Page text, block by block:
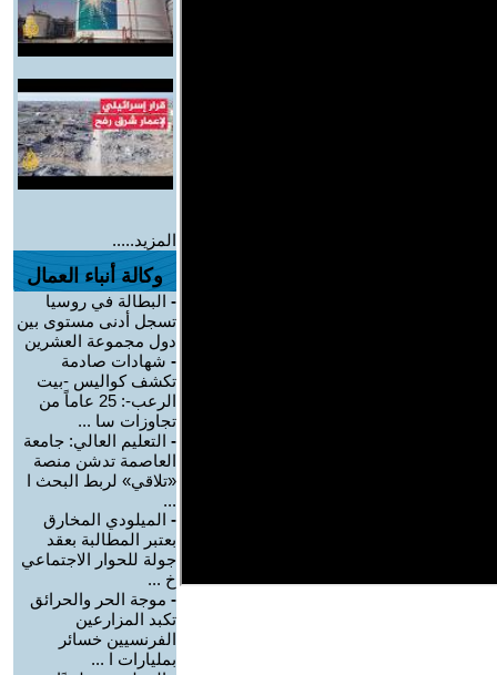
المزيد.....
وكالة أنباء العمال
- البطالة في روسيا
تسجل أدنى مستوى بين
دول مجموعة العشرين
- شهادات صادمة
تكشف كواليس -بيت
الرعب-: 25 عاماً من
تجاوزات سا ...
- التعليم العالي: جامعة
العاصمة تدشن منصة
«تلاقي» لربط البحث ا
...
- الميلودي المخارق
بعتبر المطالبة بعقد
جولة للحوار الاجتماعي
خ ...
- موجة الحر والحرائق
تكبد المزارعين
الفرنسيين خسائر
بمليارات ا ...